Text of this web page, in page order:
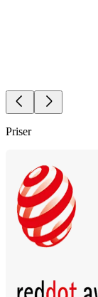
Priser